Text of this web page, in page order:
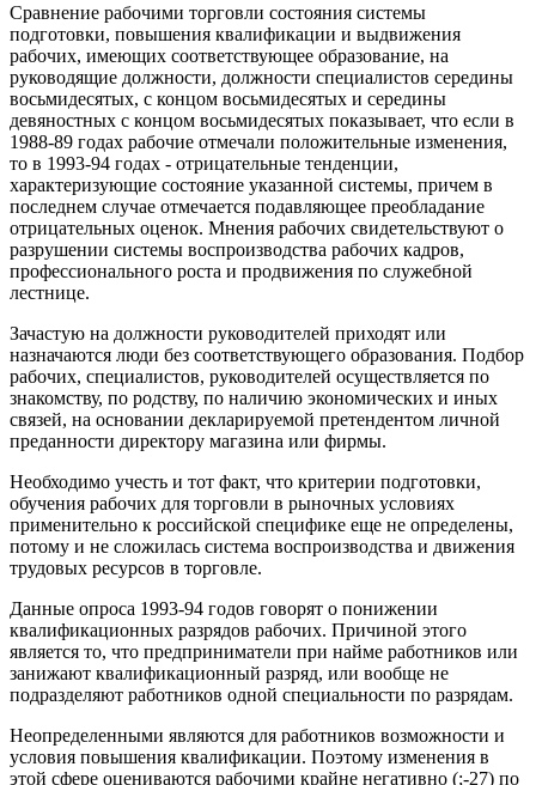
Сравнение рабочими торговли состояния системы
подготовки, повышения квалификации и выдвижения
рабочих, имеющих соответствующее образование, на
руководящие должности, должности специалистов середины
восьмидесятых, с концом восьмидесятых и середины
девяностных с концом восьмидесятых показывает, что если в
1988-89 годах рабочие отмечали положительные изменения,
то в 1993-94 годах - отрицательные тенденции,
характеризующие состояние указанной системы, причем в
последнем случае отмечается подавляющее преобладание
отрицательных оценок. Мнения рабочих свидетельствуют о
разрушении системы воспроизводства рабочих кадров,
профессионального роста и продвижения по служебной
лестнице.
Зачастую на должности руководителей приходят или
назначаются люди без соответствующего образования. Подбор
рабочих, специалистов, руководителей осуществляется по
знакомству, по родству, по наличию экономических и иных
связей, на основании декларируемой претендентом личной
преданности директору магазина или фирмы.
Необходимо учесть и тот факт, что критерии подготовки,
обучения рабочих для торговли в рыночных условиях
применительно к российской специфике еще не определены,
потому и не сложилась система воспроизводства и движения
трудовых ресурсов в торговле.
Данные опроса 1993-94 годов говорят о понижении
квалификационных разрядов рабочих. Причиной этого
является то, что предприниматели при найме работников или
занижают квалификационный разряд, или вообще не
подразделяют работников одной специальности по разрядам.
Неопределенными являются для работников возможности и
условия повышения квалификации. Поэтому изменения в
этой сфере оцениваются рабочими крайне негативно (;-27) по